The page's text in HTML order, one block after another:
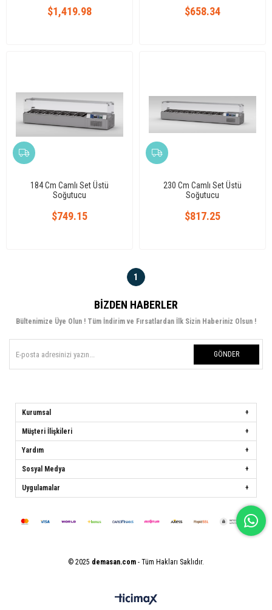
$1,419.98 $658.34
184 Cm Camlı Set Üstü
Soğutucu
$749.15
230 Cm Camlı Set Üstü
Soğutucu
$817.25
1
BIZDEN HABERLER
Bültenimize Üye Olun ! Tüm İndirim ve Fırsatlardan İlk Sizin Haberiniz Olsun !
GÖNDER
Kurumsal
Müşteri İlişkileri
Yardım
Sosyal Medya
Uygulamalar
© 2025 demasan.com - Tüm Hakları Saklıdır.